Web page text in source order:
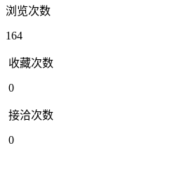
浏览次数
164
收藏次数
0
接洽次数
0